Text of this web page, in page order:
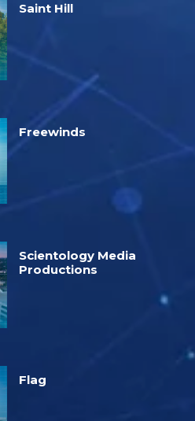
Saint Hill
Freewinds
Scientology Media
Productions
Flag